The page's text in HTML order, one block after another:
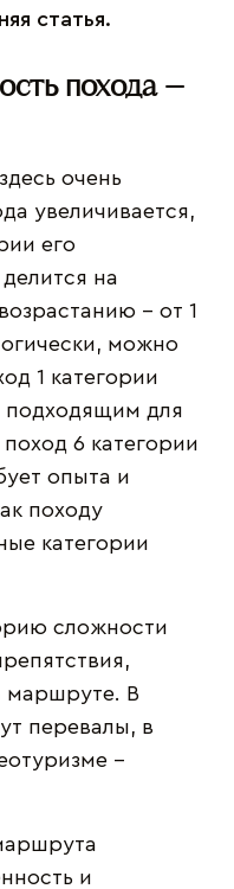
статья.
похода –
очень
увеличивается,
его
на
– от 1
можно
1 категории
подходящим для
6 категории
опыта и
походу
категории
сложности
маршруте. В
перевалы, в
–
и